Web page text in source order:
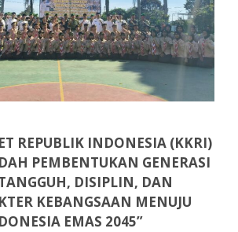
REPUBLIK INDONESIA (KKRI)
PEMBENTUKAN GENERASI
DISIPLIN, DAN
KEBANGSAAN MENUJU
EMAS 2045”